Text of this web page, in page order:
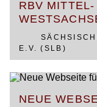
RBV MITTEL-
E.V. (SLB)
NEUE